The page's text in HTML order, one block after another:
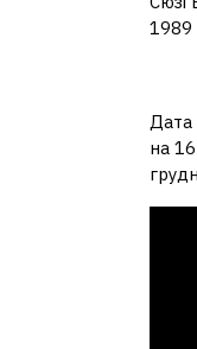
1989
Дата
на